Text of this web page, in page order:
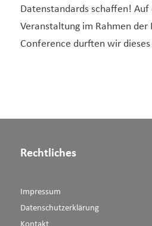
Datenstandards schaffen! Auf
Veranstaltung im Rahmen der
Conference durften wir
Rechtliches
Impressum
Datenschutzerklärung